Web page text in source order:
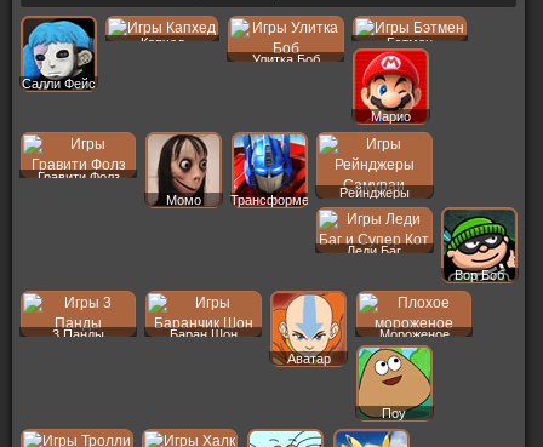
Салли Фейс
Капхед
Улитка Боб
Бэтмен
Марио
Гравити Фолз
Момо
Трансформеры
Рейнджеры
Леди Баг
Вор Боб
3 Панды
Баран Шон
Аватар
Мороженое
Поу